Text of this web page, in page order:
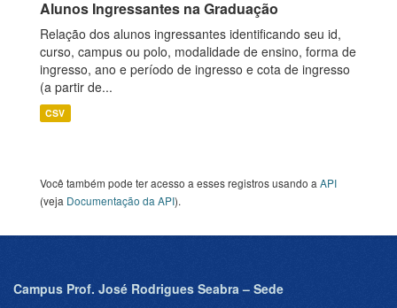
Alunos Ingressantes na Graduação
Relação dos alunos ingressantes identificando seu id,
curso, campus ou polo, modalidade de ensino, forma de
ingresso, ano e período de ingresso e cota de ingresso
(a partir de...
CSV
Você também pode ter acesso a esses registros usando a API
(veja Documentação da API).
Campus Prof. José Rodrigues Seabra – Sede